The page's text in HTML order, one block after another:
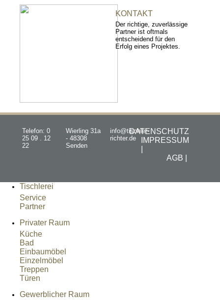
KONTAKT
Der richtige, zuverlässige
Partner ist oftmals
entscheidend für den
Erfolg eines Projektes.
Telefon: 0
25 09 . 12
22
Wierling 31a
- 48308
Senden
info@tischler-
richter.de
DATENSCHUTZ
IMPRESSUM
AGB |
Tischlerei
Service
Partner
Privater Raum
Küche
Bad
Einbaumöbel
Einzelmöbel
Treppen
Türen
Gewerblicher Raum